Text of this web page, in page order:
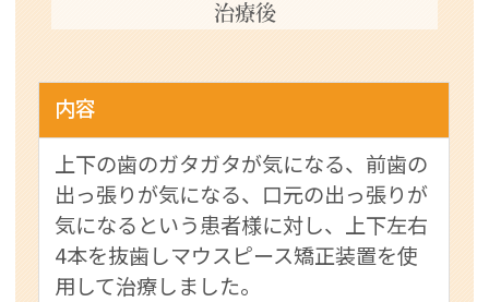
治療後
内容
上下の歯のガタガタが気になる、前歯の
出っ張りが気になる、口元の出っ張りが
気になるという患者様に対し、上下左右
4本を抜歯しマウスピース矯正装置を使
用して治療しました。